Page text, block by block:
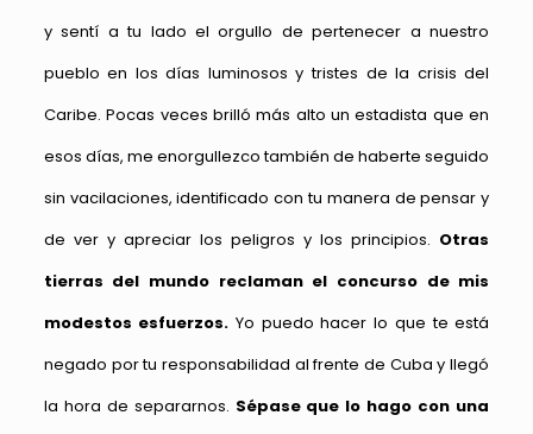
y sentí a tu lado el orgullo de pertenecer a nuestro
pueblo en los días luminosos y tristes de la crisis del
Caribe. Pocas veces brilló más alto un estadista que en
esos días, me enorgullezco también de haberte seguido
sin vacilaciones, identificado con tu manera de pensar y
de ver y apreciar los peligros y los principios. Otras
tierras del mundo reclaman el concurso de mis
modestos esfuerzos. Yo puedo hacer lo que te está
negado por tu responsabilidad al frente de Cuba y llegó
la hora de separarnos. Sépase que lo hago con una